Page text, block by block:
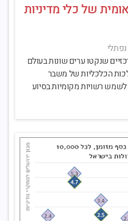
של כלי מדיניות
שנקטו ערים שונות בעולם
הכלכליות של משבר
לשמש רשויות מקומיות בסיוע